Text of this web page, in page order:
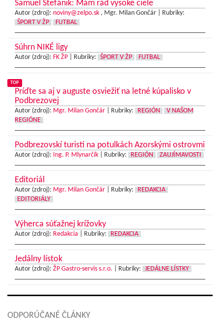
Samuel Štefánik: Mám rád vysoké ciele
Autor (zdroj): noviny@zelpo.sk , Mgr. Milan Gončár |
Rubriky:
ŠPORT V ŽP
FUTBAL
Súhrn NIKÉ ligy
Autor (zdroj): FK ŽP Rubriky: ŠPORT V ŽP FUTBAL
TOP
Príďte sa aj v auguste osviežiť na letné kúpalisko v
Podbrezovej
Autor (zdroj): Mgr. Milan Gončár Rubriky: REGIÓN
V NAŠOM
REGIÓNE
Podbrezovskí turisti na potulkách Azorskými ostrovmi
Autor (zdroj): Ing. P. Mlynarčík Rubriky: REGIÓN ZAUJÍMAVOSTI
Editoriál
Autor (zdroj): Mgr. Milan Gončár Rubriky:
REDAKCIA
EDITORIÁLY
Výherca súťažnej krížovky
Autor (zdroj): Redakcia Rubriky: REDAKCIA
Jedálny lístok
Autor (zdroj): ŽP Gastro-servis s.r.o. Rubriky: JEDÁLNE LÍSTKY
ODPORÚČANÉ ČLÁNKY